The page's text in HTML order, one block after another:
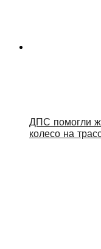
ДПС помогли
колесо на